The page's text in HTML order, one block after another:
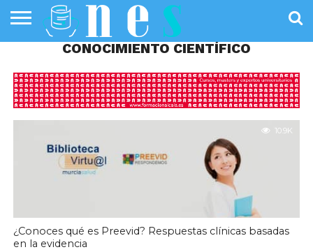
CONOCIMIENTO CIENTÍFICO
10.9K
¿Conoces qué es Preevid? Respuestas clínicas basadas
en la evidencia